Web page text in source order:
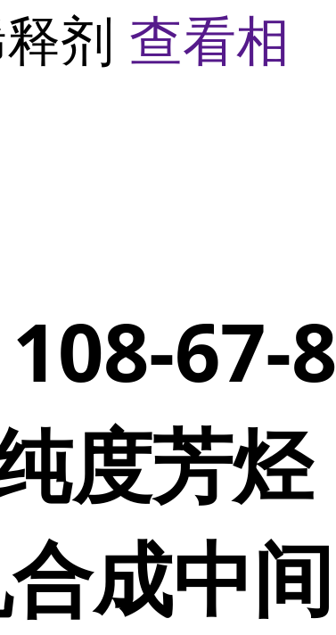
剂 查看相
67-8
度芳烃
成中间